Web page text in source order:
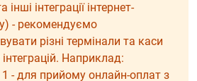
інші інтеграції інтернет-
- рекомендуємо
різні термінали та каси
Наприклад:
- для прийому онлайн-оплат з